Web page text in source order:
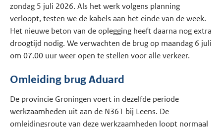
zondag 5 juli 2026. Als het werk volgens planning
verloopt, testen we de kabels aan het einde van de week.
Het nieuwe beton van de oplegging heeft daarna nog extra
droogtijd nodig. We verwachten de brug op maandag 6 juli
om 07.00 uur weer open te stellen voor alle verkeer.
Omleiding brug Aduard
De provincie Groningen voert in dezelfde periode
werkzaamheden uit aan de N361 bij Leens. De
omleidingsroute van deze werkzaamheden loopt normaal